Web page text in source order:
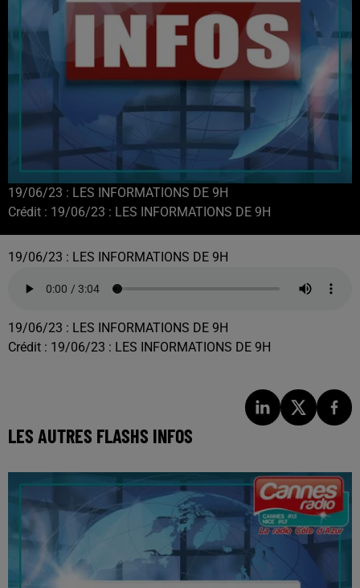
19/06/23 : LES INFORMATIONS DE 9H
Crédit : 19/06/23 : LES INFORMATIONS DE 9H
19/06/23 : LES INFORMATIONS DE 9H
19/06/23 : LES INFORMATIONS DE 9H
Crédit : 19/06/23 : LES INFORMATIONS DE 9H
LES AUTRES FLASHS INFOS